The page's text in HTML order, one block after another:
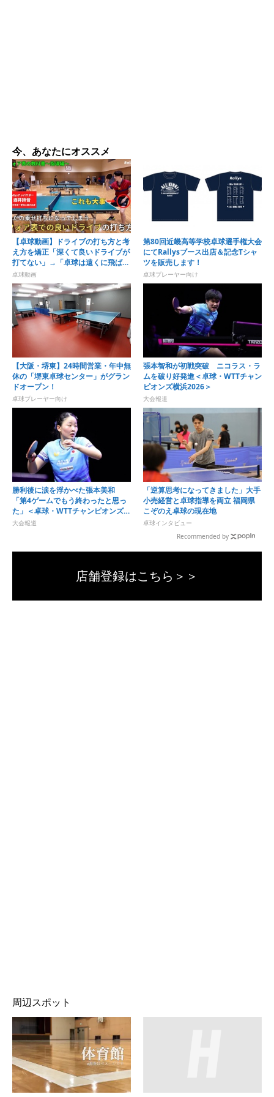
今、あなたにオススメ
【卓球動画】ドライブの打ち方と考
え方を矯正「深くて良いドライブが
打てない」→「卓球は遠くに飛ばす
スポーツではない」｜酒井詩音のフ
ォア表の教科書・指導編⑤
卓球動画
第80回近畿高等学校卓球選手権大会
にてRallysブース出店＆記念Tシャ
ツを販売します！
卓球プレーヤー向け
【大阪・堺東】24時間営業・年中無
休の「堺東卓球センター」がグラン
ドオープン！
卓球プレーヤー向け
張本智和が初戦突破 ニコラス・ラ
ムを破り好発進＜卓球・WTTチャン
ピオンズ横浜2026＞
大会報道
勝利後に涙を浮かべた張本美和
「第4ゲームでもう終わったと思っ
た」＜卓球・WTTチャンピオンズ横
浜2026＞
大会報道
「逆算思考になってきました」大手
小売経営と卓球指導を両立 福岡県
こぞのえ卓球の現在地
卓球インタビュー
Recommended by
店舗登録はこちら＞＞
周辺スポット